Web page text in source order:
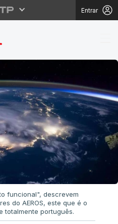
Entrar
satélite
funcional", descrevem
do AEROS, este que é o
totalmente português.